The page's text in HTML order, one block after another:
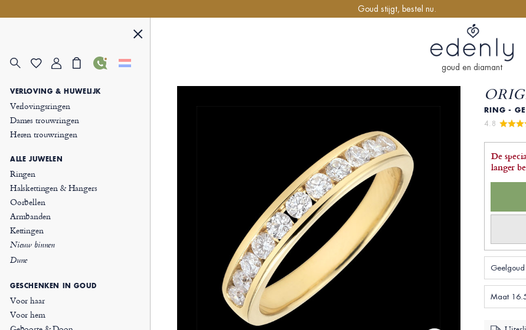
VERLOVING & HUWELIJK
Verlovingsringen
Dames trouwringen
Heren trouwringen
ALLE JUWELEN
Ringen
Halskettingen & Hangers
Oorbellen
Armbanden
Kettingen
Nieuw binnen
Dune
GESCHENKEN IN GOUD
Voor haar
Voor hem
Goud stijgt, bestel nu.
goud en diamant
RING -
4.8
De
langer
Maat